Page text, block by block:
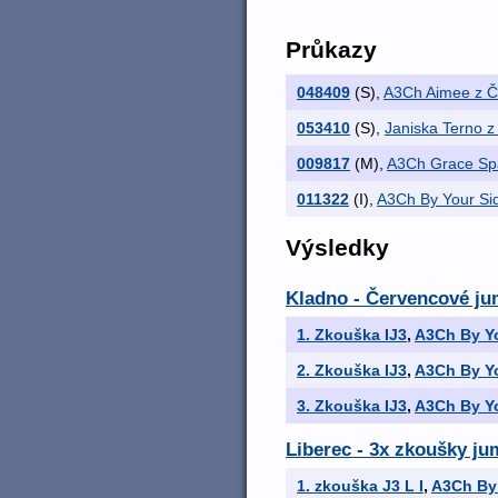
Průkazy
048409 (S) A3Ch Aimee z
053410 (S) Janiska Terno
009817 (M) A3Ch Grace
011322 (I) A3Ch By Your
Výsledky
Kladno - Červencové
1. Zkouška IJ3, A3Ch By
2. Zkouška IJ3, A3Ch By
3. Zkouška IJ3, A3Ch By
Liberec - 3x zkoušky
1. zkouška J3 L I, A3Ch